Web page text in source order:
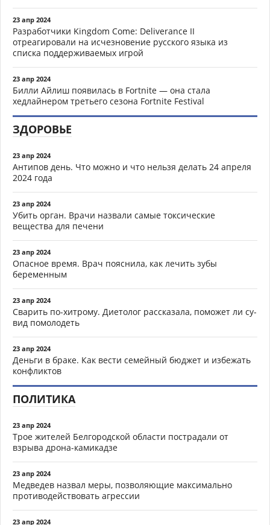
23 апр 2024
Разработчики Kingdom Come: Deliverance II
отреагировали на исчезновение русского языка из
списка поддерживаемых игрой
23 апр 2024
Билли Айлиш появилась в Fortnite — она стала
хедлайнером третьего сезона Fortnite Festival
ЗДОРОВЬЕ
23 апр 2024
Антипов день. Что можно и что нельзя делать 24 апреля
2024 года
23 апр 2024
Убить орган. Врачи назвали самые токсические
вещества для печени
23 апр 2024
Опасное время. Врач пояснила, как лечить зубы
беременным
23 апр 2024
Сварить по-хитрому. Диетолог рассказала, поможет ли су-
вид помолодеть
23 апр 2024
Деньги в браке. Как вести семейный бюджет и избежать
конфликтов
ПОЛИТИКА
23 апр 2024
Трое жителей Белгородской области пострадали от
взрыва дрона-камикадзе
23 апр 2024
Медведев назвал меры, позволяющие максимально
противодействовать агрессии
23 апр 2024